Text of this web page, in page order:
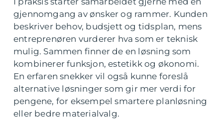
gjennomgang av ønsker og rammer. Kunden
beskriver behov, budsjett og tidsplan, mens
entreprenøren vurderer hva som er teknisk
mulig. Sammen finner de en løsning som
kombinerer funksjon, estetikk og økonomi.
En erfaren snekker vil også kunne foreslå
alternative løsninger som gir mer verdi for
pengene, for eksempel smartere planløsning
eller bedre materialvalg.